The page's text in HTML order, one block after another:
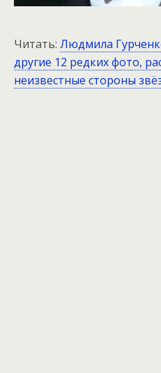
Читать: Людмила
другие 12 редких фото,
неизвестные стороны